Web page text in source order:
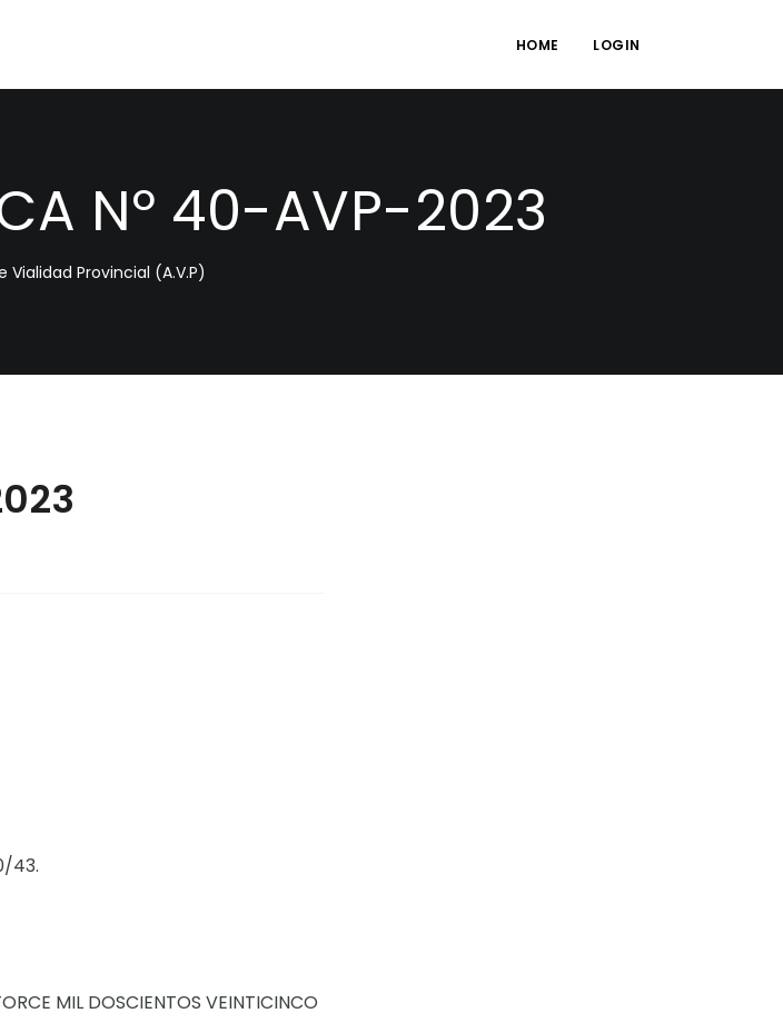
HOME LOGIN
Nº 40-AVP-2023
Provincial (A.V.P)
43.
MIL DOSCIENTOS VEINTICINCO